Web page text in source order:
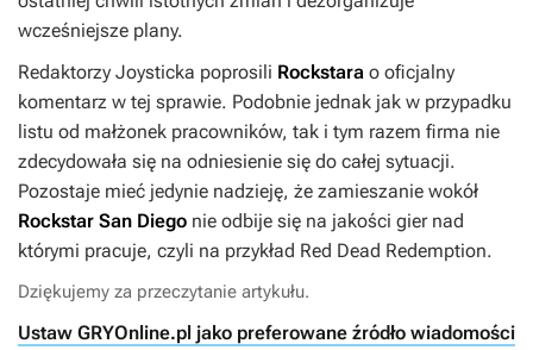
wcześniejsze plany.
Redaktorzy Joysticka poprosili Rockstara o oficjalny
komentarz w tej sprawie. Podobnie jednak jak w przypadku
listu od małżonek pracowników, tak i tym razem firma nie
zdecydowała się na odniesienie się do całej sytuacji.
Pozostaje mieć jedynie nadzieję, że zamieszanie wokół
Rockstar San Diego nie odbije się na jakości gier nad
którymi pracuje, czyli na przykład Red Dead Redemption.
Dziękujemy za przeczytanie artykułu.
Ustaw GRYOnline.pl jako preferowane źródło wiadomości